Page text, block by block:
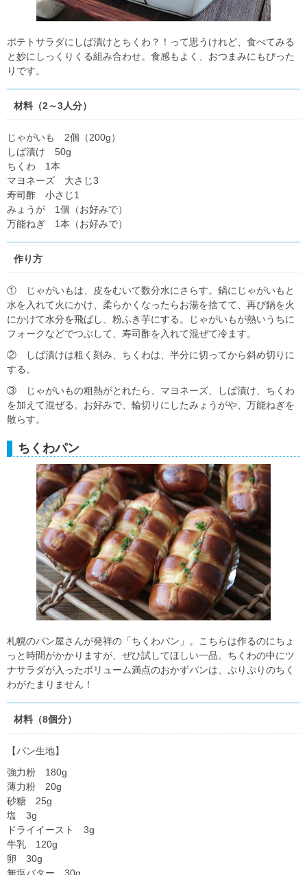
ポテトサラダにしば漬けとちくわ？！って思うけれど、食べてみる
と妙にしっくりくる組み合わせ。食感もよく、おつまみにもぴった
りです。
材料（2～3人分）
じゃがいも 2個（200g）
しば漬け 50g
ちくわ 1本
マヨネーズ 大さじ3
寿司酢 小さじ1
みょうが 1個（お好みで）
万能ねぎ 1本（お好みで）
作り方
① じゃがいもは、皮をむいて数分水にさらす。鍋にじゃがいもと
水を入れて火にかけ、柔らかくなったらお湯を捨てて、再び鍋を火
にかけて水分を飛ばし、粉ふき芋にする。じゃがいもが熱いうちに
フォークなどでつぶして、寿司酢を入れて混ぜて冷ます。
② しば漬けは粗く刻み、ちくわは、半分に切ってから斜め切りに
する。
③ じゃがいもの粗熱がとれたら、マヨネーズ、しば漬け、ちくわ
を加えて混ぜる。お好みで、輪切りにしたみょうがや、万能ねぎを
散らす。
ちくわパン
札幌のパン屋さんが発祥の「ちくわパン」。こちらは作るのにちょ
っと時間がかかりますが、ぜひ試してほしい一品。ちくわの中にツ
ナサラダが入ったボリューム満点のおかずパンは、ぷりぷりのちく
わがたまりません！
材料（8個分）
【パン生地】
強力粉 180g
薄力粉 20g
砂糖 25g
塩 3g
ドライイースト 3g
牛乳 120g
卵 30g